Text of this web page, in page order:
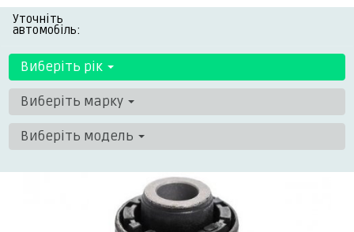
Уточніть
автомобіль:
Виберіть рік
Виберіть марку
Виберіть модель